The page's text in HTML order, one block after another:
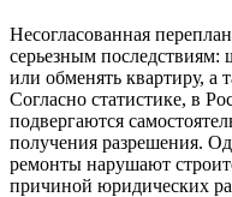
Несогласованная
серьезным
или обменять квартиру, а
Согласно статистике, в
подвергаются
получения разрешения.
ремонты нарушают
причиной юридических